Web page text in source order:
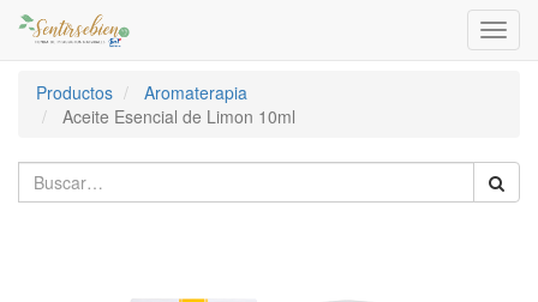
Productos
Aromaterapia
Aceite Esencial de Limon 10ml